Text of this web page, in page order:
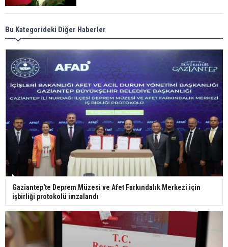
Meral Akşener ile Müsavat Dervişoğlu cenazede
görüntülendi
29 Mayıs okullar tatil mi?
Bilim kurgu gerçekleşiyor... Dondurulmuş
insanları hayata döndürecek keşif
Ünlü türkücü Mahmut Tuncer estetik operasyon
geçirdi: Son hali gündem oldu
Yerli turist 229,7 milyar lira seyahat harcaması
yaptı
Bu Kategorideki Diğer Haberler
Gaziantep'te Deprem Müzesi ve Afet Farkındalık Merkezi için
işbirliği protokolü imzalandı